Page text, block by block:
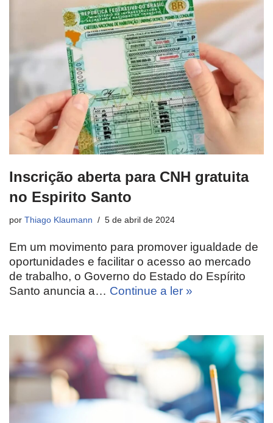
Inscrição aberta para CNH gratuita
no Espirito Santo
por Thiago Klaumann 5 de abril de 2024
Em um movimento para promover igualdade de
oportunidades e facilitar o acesso ao mercado
de trabalho, o Governo do Estado do Espírito
Santo anuncia a… Continue a ler »